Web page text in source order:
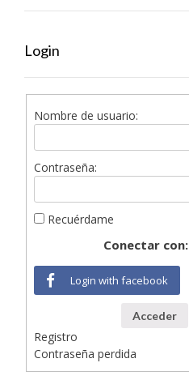
Login
Nombre de usuario:
Contraseña:
Recuérdame
Conectar con:
Login with facebook
Acceder
Registro
Contraseña perdida